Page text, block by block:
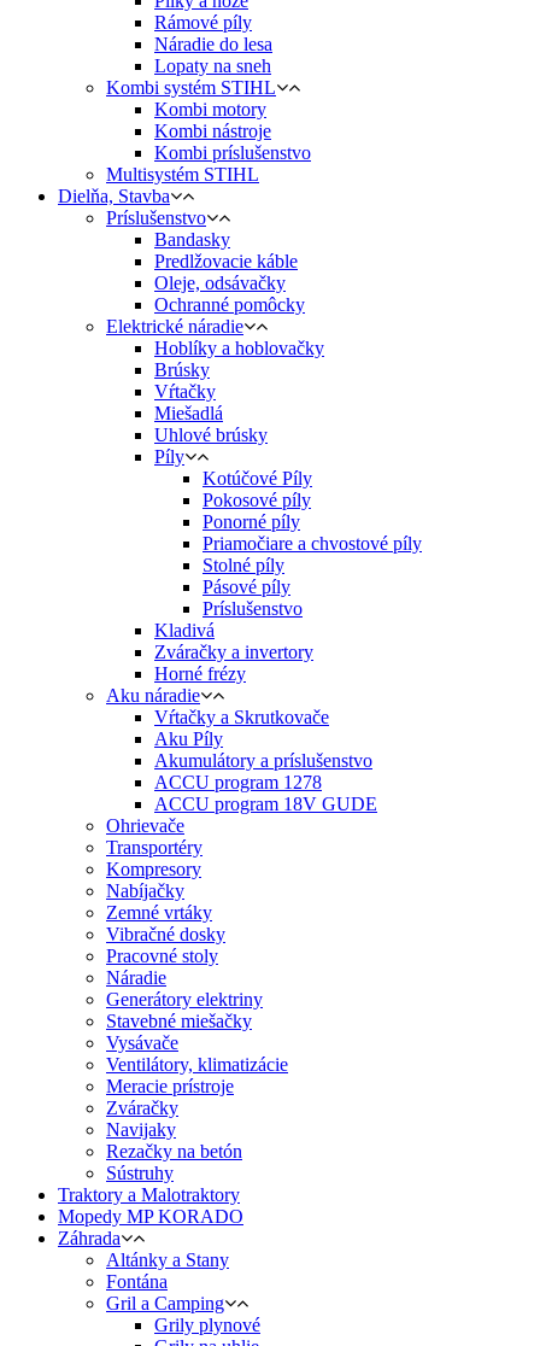
Rámové píly
Náradie do lesa
Lopaty na sneh
Kombi systém STIHL
Kombi motory
Kombi nástroje
Kombi príslušenstvo
Multisystém STIHL
Dielňa, Stavba
Príslušenstvo
Bandasky
Predlžovacie káble
Oleje, odsávačky
Ochranné pomôcky
Elektrické náradie
Hoblíky a hoblovačky
Brúsky
Vŕtačky
Miešadlá
Uhlové brúsky
Píly
Kotúčové Píly
Pokosové píly
Ponorné píly
Priamočiare a chvostové píly
Stolné píly
Pásové píly
Príslušenstvo
Kladivá
Zváračky a invertory
Horné frézy
Aku náradie
Vŕtačky a Skrutkovače
Aku Píly
Akumulátory a príslušenstvo
ACCU program 1278
ACCU program 18V GUDE
Ohrievače
Transportéry
Kompresory
Nabíjačky
Zemné vrtáky
Vibračné dosky
Pracovné stoly
Náradie
Generátory elektriny
Stavebné miešačky
Vysávače
Ventilátory, klimatizácie
Meracie prístroje
Zváračky
Navijaky
Rezačky na betón
Sústruhy
Traktory a Malotraktory
Mopedy MP KORADO
Záhrada
Altánky a Stany
Fontána
Gril a Camping
Grily plynové